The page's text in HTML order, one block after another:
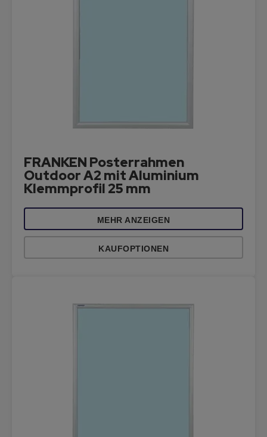
FRANKEN Posterrahmen
Outdoor A2 mit Aluminium
Klemmprofil 25 mm
MEHR ANZEIGEN
KAUFOPTIONEN